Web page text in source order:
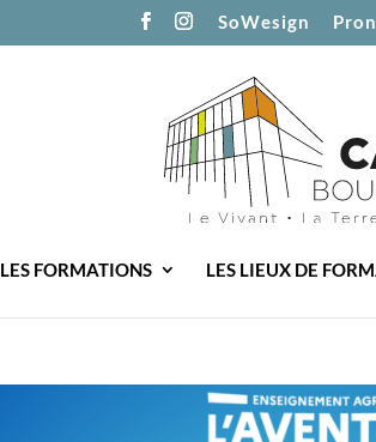
SoWesign
LES FORMATIONS LES LIEUX DE